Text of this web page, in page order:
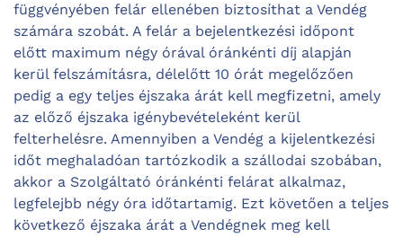
függvényében felár ellenében biztosíthat a Vendég
számára szobát. A felár a bejelentkezési időpont
előtt maximum négy órával óránkénti díj alapján
kerül felszámításra, délelőtt 10 órát megelőzően
pedig a egy teljes éjszaka árát kell megfizetni, amely
az előző éjszaka igénybevételeként kerül
felterhelésre. Amennyiben a Vendég a kijelentkezési
időt meghaladóan tartózkodik a szállodai szobában,
akkor a Szolgáltató óránkénti felárat alkalmaz,
legfelejbb négy óra időtartamig. Ezt követően a teljes
következő éjszaka árát a Vendégnek meg kell